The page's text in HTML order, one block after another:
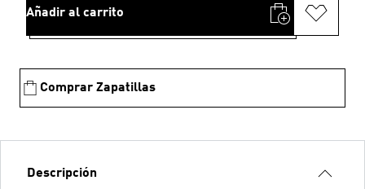
Añadir al carrito
Comprar Zapatillas
Descripción